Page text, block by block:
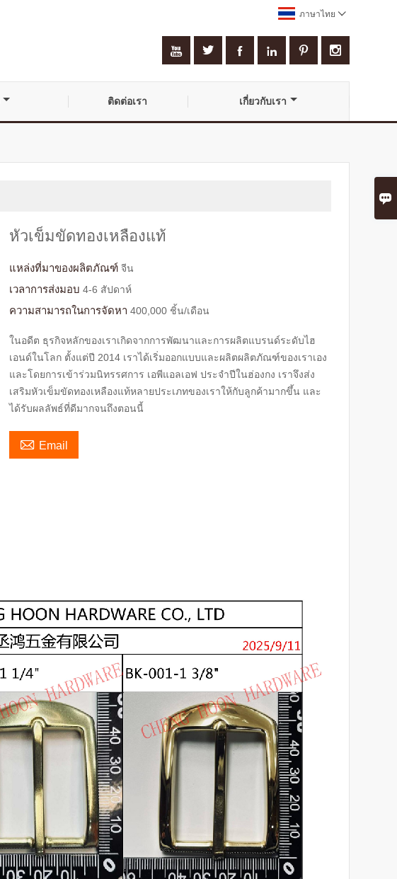

ภาษาไทย 
     
ติดต่อเรา เกี่ยวกับเรา
หัวเข็มขัดทองเหลืองแท้
แหล่งที่มาของผลิตภัณฑ์ จีน
เวลาการส่งมอบ 4-6 สัปดาห์
ความสามารถในการจัดหา 400,000 ชิ้น/เดือน
ในอดีต ธุรกิจหลักของเราเกิดจากการพัฒนาและการผลิตแบรนด์ระดับไฮ
เอนด์ในโลก ตั้งแต่ปี 2014 เราได้เริ่มออกแบบและผลิตผลิตภัณฑ์ของเราเอง
และโดยการเข้าร่วมนิทรรศการ เอพีแอลเอฟ ประจำปีในฮ่องกง เราจึงส่ง
เสริมหัวเข็มขัดทองเหลืองแท้หลายประเภทของเราให้กับลูกค้ามากขึ้น และ
ได้รับผลลัพธ์ที่ดีมากจนถึงตอนนี้
 Email